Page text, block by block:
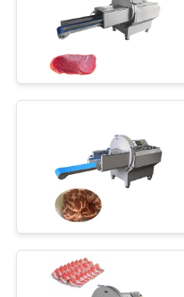
САЙТА
ПОЛИТИКА